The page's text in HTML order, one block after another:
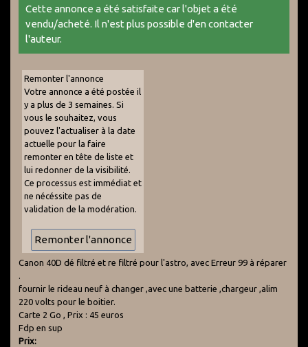
Cette annonce a été satisfaite car l'objet a été
vendu/acheté. Il n'est plus possible d'en contacter
l'auteur.
Remonter l'annonce
Votre annonce a été postée il
y a plus de 3 semaines. Si
vous le souhaitez, vous
pouvez l'actualiser à la date
actuelle pour la faire
remonter en tête de liste et
lui redonner de la visibilité.
Ce processus est immédiat et
ne nécéssite pas de
validation de la modération.
Canon 40D dé filtré et re filtré pour l'astro, avec Erreur 99 à réparer
fournir le rideau neuf à changer ,avec une batterie ,chargeur ,alim
220 volts pour le boitier.
Carte 2 Go , Prix : 45 euros
Fdp en sup
Prix: